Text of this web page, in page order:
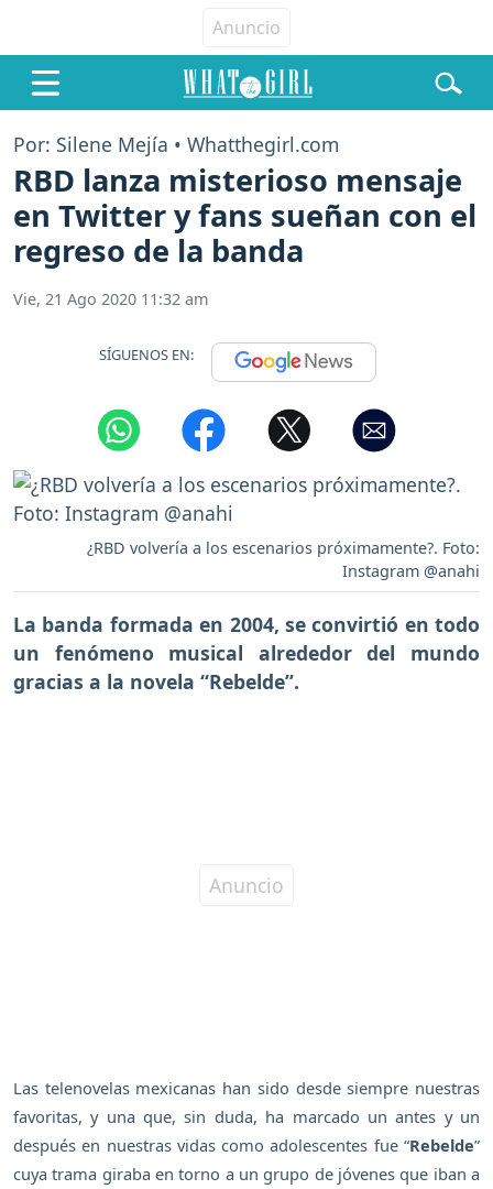
Por: Silene Mejía • Whatthegirl.com
RBD lanza misterioso mensaje
en Twitter y fans sueñan con el
regreso de la banda
Vie, 21 Ago 2020 11:32 am
SÍGUENOS EN:
¿RBD volvería a los escenarios próximamente?. Foto:
Instagram @anahi
La banda formada en 2004, se convirtió en todo
un fenómeno musical alrededor del mundo
gracias a la novela “Rebelde”.
Las telenovelas mexicanas han sido desde siempre nuestras
favoritas, y una que, sin duda, ha marcado un antes y un
después en nuestras vidas como adolescentes fue “Rebelde”
cuya trama giraba en torno a un grupo de jóvenes que iban a